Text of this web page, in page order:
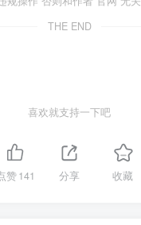
THE END
喜欢就支持一下吧
赞141 分享 收藏